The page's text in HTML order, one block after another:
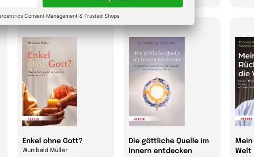
Enkel ohne Gott?
Wunibald Müller
Die göttliche Quelle im
Innern entdecken
Welt